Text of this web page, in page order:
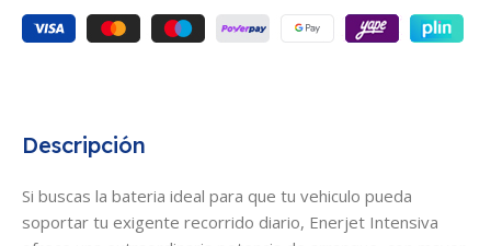
Descripción
Si buscas la bateria ideal para que tu vehiculo pueda
soportar tu exigente recorrido diario, Enerjet Intensiva